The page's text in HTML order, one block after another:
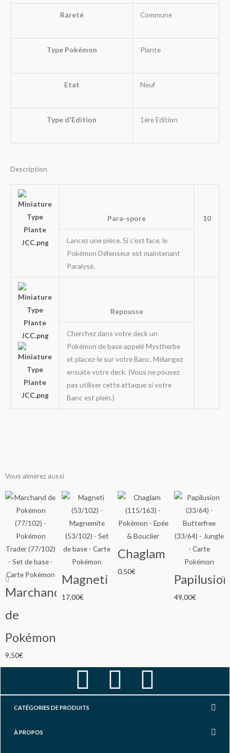
Rareté Commune
Type Pokémon Plante
Etat Neuf
Type d'Edition 1ère Edition
Description
Para-spore 10
Lancez une pièce. Si c’est face, le
Pokémon Défenseur est maintenant
Paralysé.
Repousse
Cherchez dans votre deck un
Pokémon de base appelé Mystherbe
et placez-le sur votre Banc. Mélangez
ensuite votre deck. (Vous ne pouvez
pas utiliser cette attaque si votre
Banc est plein.)
Vous aimerez aussi
Marchand
de
Pokémon
9,50€
Magneti
17,00€
Chaglam
0,50€
Papilusion
49,00€
F
a
I
Y
CATÉGORIES DE PRODUITS
À PROPOS